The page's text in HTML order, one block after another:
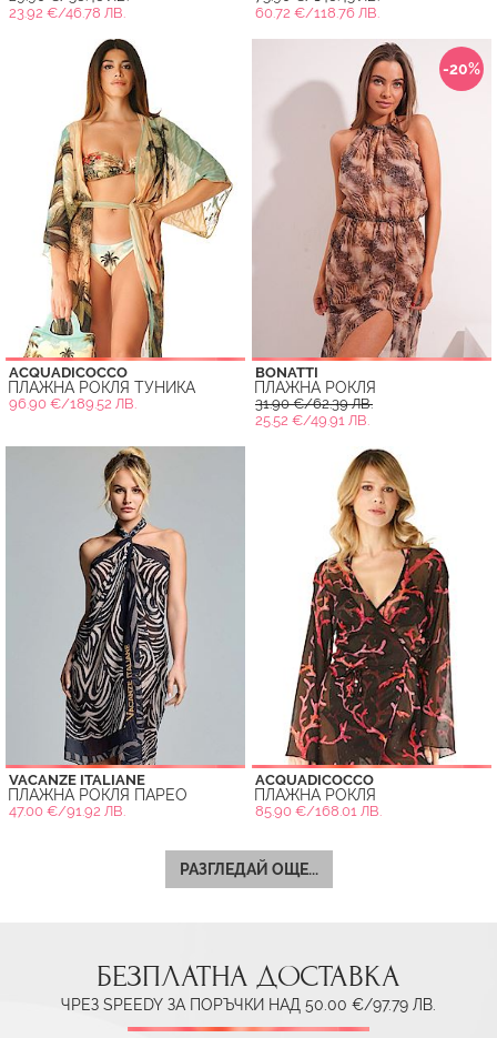
23.92 €/46.78 ЛВ.
60.72 €/118.76 ЛВ.
ACQUADICOCCO
ПЛАЖНА РОКЛЯ ТУНИКА
96.90 €/189.52 ЛВ.
-20%
BONATTI
ПЛАЖНА РОКЛЯ
31.90 €/62.39 ЛВ.
25.52 €/49.91 ЛВ.
VACANZE ITALIANE
ПЛАЖНА РОКЛЯ ПАРЕО
47.00 €/91.92 ЛВ.
ACQUADICOCCO
ПЛАЖНА РОКЛЯ
85.90 €/168.01 ЛВ.
РАЗГЛЕДАЙ ОЩЕ...
БЕЗПЛАТНА ДОСТАВКА
ЧРЕЗ SPEEDY ЗА ПОРЪЧКИ НАД 50.00 €/97.79 ЛВ.